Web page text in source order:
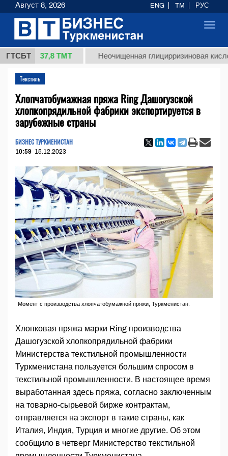
ГТСБТ
37,8 ТМТ Неочищенная глицирризиновая кислота
Текстиль
Хлопчатобумажная пряжа Ring Дашогузской
хлопкопрядильной фабрики экспортируется в
зарубежные страны
БИЗНЕС ТУРКМЕНИСТАН
10:59 15.12.2023
Момент с производства хлопчатобумажной пряжи, Туркменистан.
Хлопковая пряжа марки Ring производства
Дашогузской хлопкопрядильной фабрики
Министерства текстильной промышленности
Туркменистана пользуется большим спросом в
текстильной промышленности. В настоящее время
выработанная здесь пряжа, согласно заключенным
на товарно-сырьевой бирже контрактам,
отправляется на экспорт в такие страны, как
Италия, Индия, Турция и многие другие. Об этом
сообщило в четверг Министерство текстильной
Август 8, 2026 ENG TM РУС